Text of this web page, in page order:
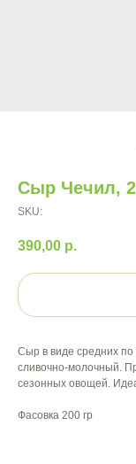
Сыр Чечил,
SKU:
390,00 р.
Сыр в виде средних
сливочно-молочный.
сезонных овощей.
Фасовка 200 гр